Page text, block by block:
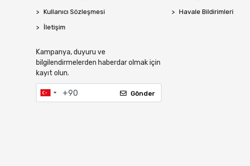
Kullanıcı Sözleşmesi
İletişim
Kampanya, duyuru ve
bilgilendirmelerden haberdar olmak için
kayıt olun.
Gönder
Havale Bildirimleri